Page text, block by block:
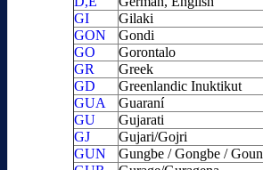
GI
Gilaki
GON
Gondi
GO
Gorontalo
GR
Greek
GD
Greenlandic Inuktikut
GUA
Guaraní
GU
Gujarati
GJ
Gujari/Gojri
GUN
Gungbe / Gongbe / Goun